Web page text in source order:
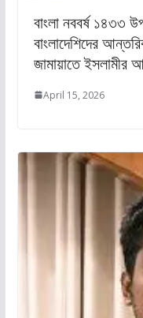
বাংলা নববর্ষ ১৪৩৩
বাংলাদেশিদের
জামায়াতে ইসলামীর
April 15, 2026